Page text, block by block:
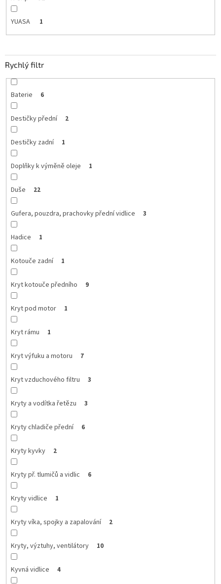
YUASA 1
Rychlý filtr
Baterie 6
Destičky přední 2
Destičky zadní 1
Doplňky k výměně oleje 1
Duše 22
Gufera, pouzdra, prachovky přední vidlice 3
Hadice 1
Kotouče zadní 1
Kryt kotouče předního 9
Kryt pod motor 1
Kryt rámu 1
Kryt výfuku a motoru 7
Kryt vzduchového filtru 3
Kryty a vodítka řetězu 3
Kryty chladiče přední 6
Kryty kyvky 2
Kryty př. tlumičů a vidlic 6
Kryty vidlice 1
Kryty víka, spojky a zapalování 2
Kryty, výztuhy, ventilátory 10
Kyvná vidlice 4